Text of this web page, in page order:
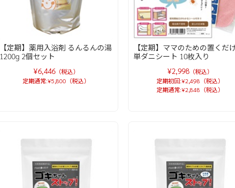
【定期】薬用入浴剤 るんるんの湯
1200g 2個セット
¥6,446 （税込）
定期通常:¥5,800（税込）
【定期】ママのための置くだ
単ダニシート 10枚入り
¥2,998 （税込）
定期初回:¥2,498（税込）
定期通常:¥2,848（税込）